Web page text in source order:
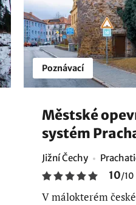
Poznávací
Městské
systém
Jižní Čechy
10/10
V málokterém